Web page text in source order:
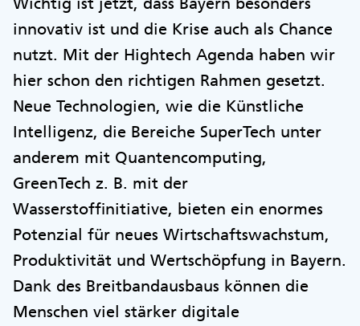
innovativ ist und die Krise auch als Chance
nutzt. Mit der Hightech Agenda haben wir
hier schon den richtigen Rahmen gesetzt.
Neue Technologien, wie die Künstliche
Intelligenz, die Bereiche SuperTech unter
anderem mit Quantencomputing,
GreenTech z. B. mit der
Wasserstoffinitiative, bieten ein enormes
Potenzial für neues Wirtschaftswachstum,
Produktivität und Wertschöpfung in Bayern.
Dank des Breitbandausbaus können die
Menschen viel stärker digitale